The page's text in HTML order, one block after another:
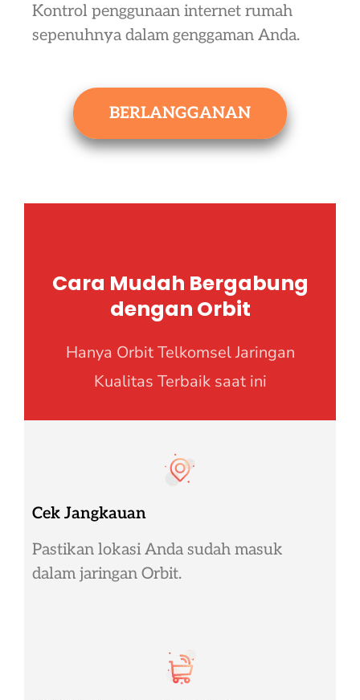
Kontrol penggunaan internet rumah
sepenuhnya dalam genggaman Anda.
BERLANGGANAN
Cara Mudah Bergabung
dengan Orbit
Hanya Orbit Telkomsel Jaringan
Kualitas Terbaik saat ini
Cek Jangkauan
Pastikan lokasi Anda sudah masuk
dalam jaringan Orbit.